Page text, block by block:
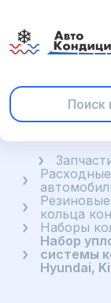
Главная
кольца
Наборы
Набор
системы
Hyundai,